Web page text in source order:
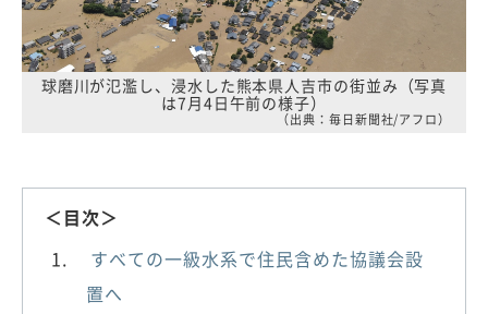
球磨川が氾濫し、浸水した熊本県人吉市の街並み（写真
は7月4日午前の様子）
（出典：毎日新聞社/アフロ）
＜目次＞
すべての一級水系で住民含めた協議会設
置へ